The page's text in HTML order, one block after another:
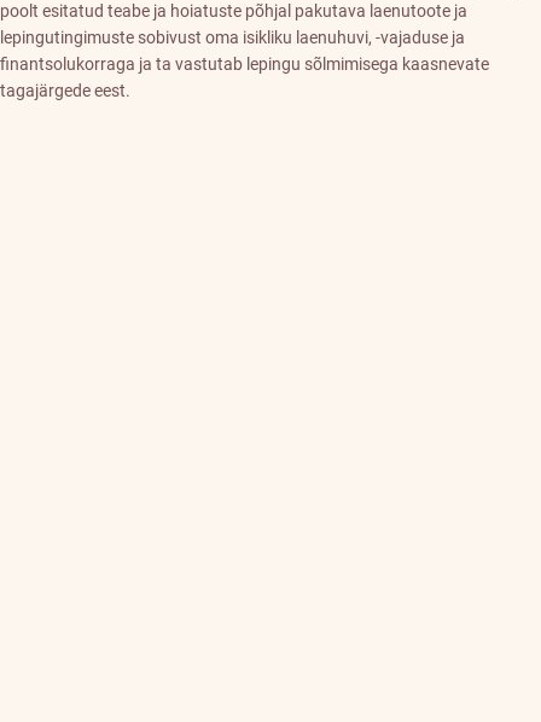
poolt esitatud teabe ja hoiatuste põhjal pakutava laenutoote ja
lepingutingimuste sobivust oma isikliku laenuhuvi, -vajaduse ja
finantsolukorraga ja ta vastutab lepingu sõlmimisega kaasnevate
tagajärgede eest.